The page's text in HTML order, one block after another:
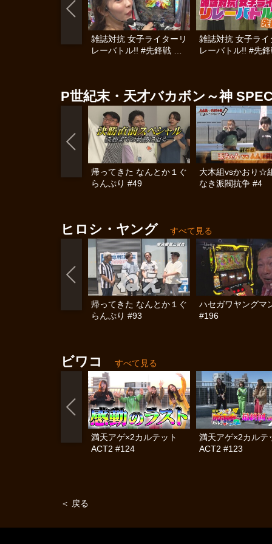
雑誌対抗 女子ライターリ
レーバトル!! #先鋒戦 後
雑誌対抗 女子ライ
レーバトル!! #先
P世紀末・天才バカボン～神
帰ってきた なんとか１ぐ
らんぷり #49
大木組vsかおり☆
なき派閥抗争 #4
ヒロシ・ヤング すべて見る
帰ってきた なんとか１ぐ
らんぷり #93
ハセガワヤングマ
#196
ビワコ すべて見る
満天アゲ×2カルテット
ACT2 #124
満天アゲ×2カル
ACT2 #123
＜ 戻る